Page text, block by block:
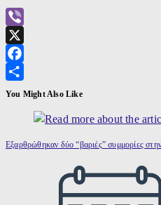
Viber
X
Facebook
Μοιραστείτε
You Might Also Like
Εξαρθρώθηκαν δύο “βαριές” συμμορίες